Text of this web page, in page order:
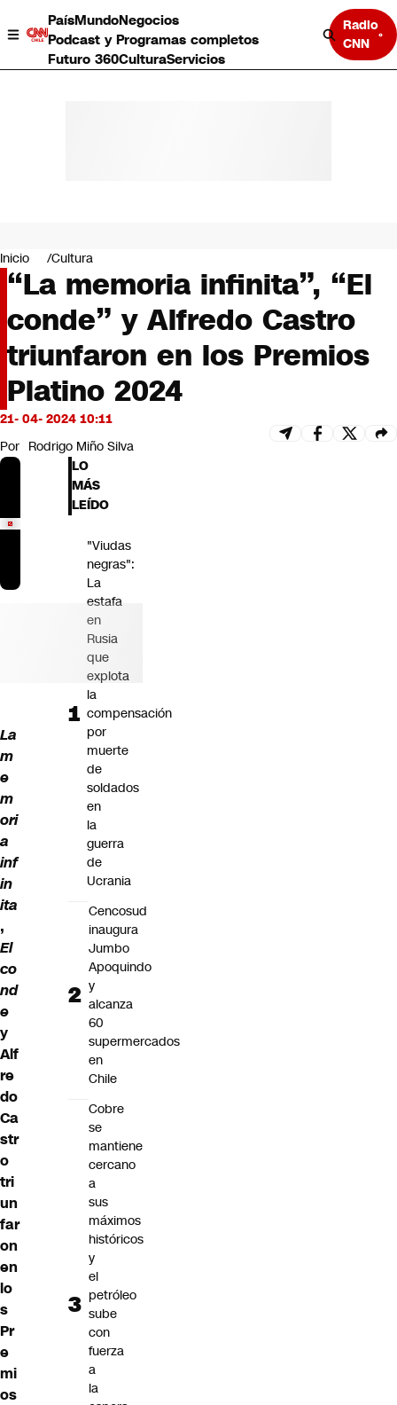
PaísMundoNegocios
Podcast y Programas completos
Futuro 360CulturaServicios
Radio
CNN
Negocios
Deportes
Programas completos
Cultura
Servicios
Bits
CNN tiempo
Futuro 360
Inicio Cultura
“La memoria infinita”, “El
conde” y Alfredo Castro
triunfaron en los Premios
Platino 2024
21- 04- 2024 10:11
Por Rodrigo Miño Silva
La
m
e
m
ori
a
inf
in
ita
,
El
co
nd
e
y
Alf
re
do
Ca
str
o
tri
un
far
on
en
lo
s
Pr
e
mi
os
LO
MÁS
LEÍDO
"Viudas
negras":
La
estafa
en
Rusia
que
explota
la
compensación
por
muerte
de
soldados
en
la
guerra
de
Ucrania
Cencosud
inaugura
Jumbo
Apoquindo
y
alcanza
60
supermercados
en
Chile
Cobre
se
mantiene
cercano
a
sus
máximos
históricos
y
el
petróleo
sube
con
fuerza
a
la